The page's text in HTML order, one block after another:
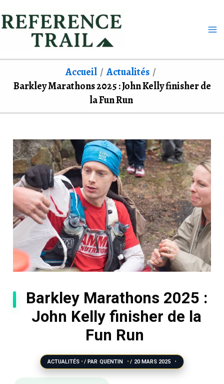
au
Accueil
Actualités
Barkley Marathons 2025 : John Kelly finisher de
la Fun Run
Barkley Marathons 2025 :
John Kelly finisher de la
Fun Run
ACTUALITÉS / PAR QUENTIN / 20 MARS 2025